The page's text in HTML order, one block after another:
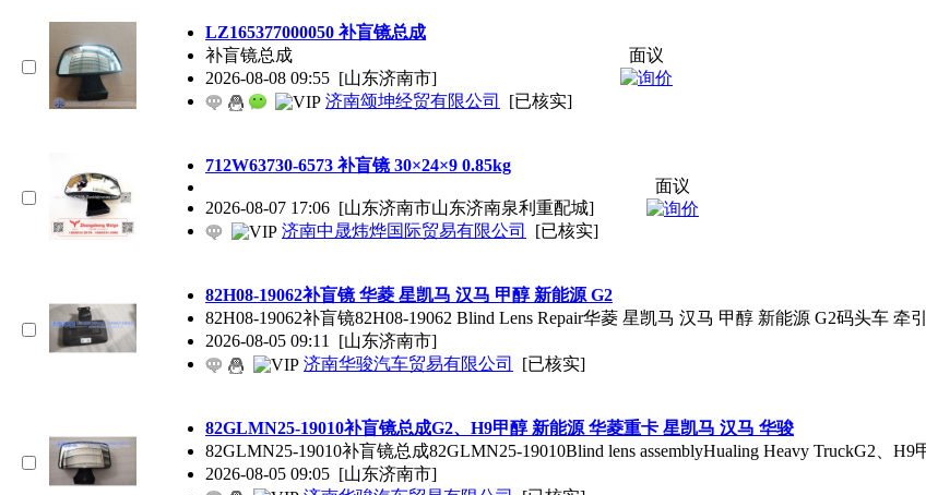
LZ165377000050 补盲镜总成
补盲镜总成
2026-08-08 09:55 [山东济南市]
济南颂坤经贸有限公司
[已核实]
面议
712W63730-6573 补盲镜 30×24×9 0.85kg
2026-08-07 17:06 [山东济南市山东济南泉利重配城]
济南中晟炜烨国际贸易有限公司
[已核实]
面议
82H08-19062补盲镜 华菱 星凯马 汉马 甲醇 新能源 G2
82H08-19062补盲镜82H08-19062 Blind Lens Repair华菱 星凯马 汉马 甲醇 新能源 G2码头车 牵
2026-08-05 09:11 [山东济南市]
济南华骏汽车贸易有限公司
[已核实]
82GLMN25-19010补盲镜总成G2、H9甲醇 新能源 华菱重卡 星凯马 汉马 华骏
82GLMN25-19010补盲镜总成82GLMN25-19010Blind lens assemblyHualing Heavy TruckG2、
2026-08-05 09:05 [山东济南市]